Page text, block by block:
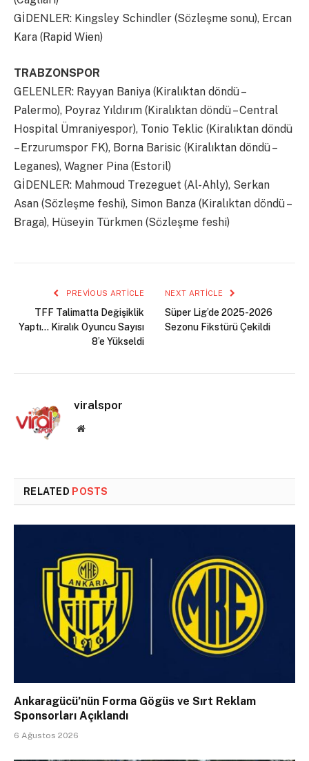
GİDENLER: Kingsley Schindler (Sözleşme sonu), Ercan
Kara (Rapid Wien)
TRABZONSPOR
GELENLER: Rayyan Baniya (Kiralıktan döndü –
Palermo), Poyraz Yıldırım (Kiralıktan döndü – Central
Hospital Ümraniyespor), Tonio Teklic (Kiralıktan döndü
– Erzurumspor FK), Borna Barisic (Kiralıktan döndü –
Leganes), Wagner Pina (Estoril)
GİDENLER: Mahmoud Trezeguet (Al-Ahly), Serkan
Asan (Sözleşme feshi), Simon Banza (Kiralıktan döndü –
Braga), Hüseyin Türkmen (Sözleşme feshi)
PREVIOUS ARTICLE
TFF Talimatta Değişiklik
Yaptı… Kiralık Oyuncu Sayısı
8’e Yükseldi
NEXT ARTICLE
Süper Lig’de 2025-2026
Sezonu Fikstürü Çekildi
viralspor
Website
RELATED POSTS
Ankaragücü’nün Forma Gögüs ve Sırt Reklam
Sponsorları Açıklandı
6 Ağustos 2026